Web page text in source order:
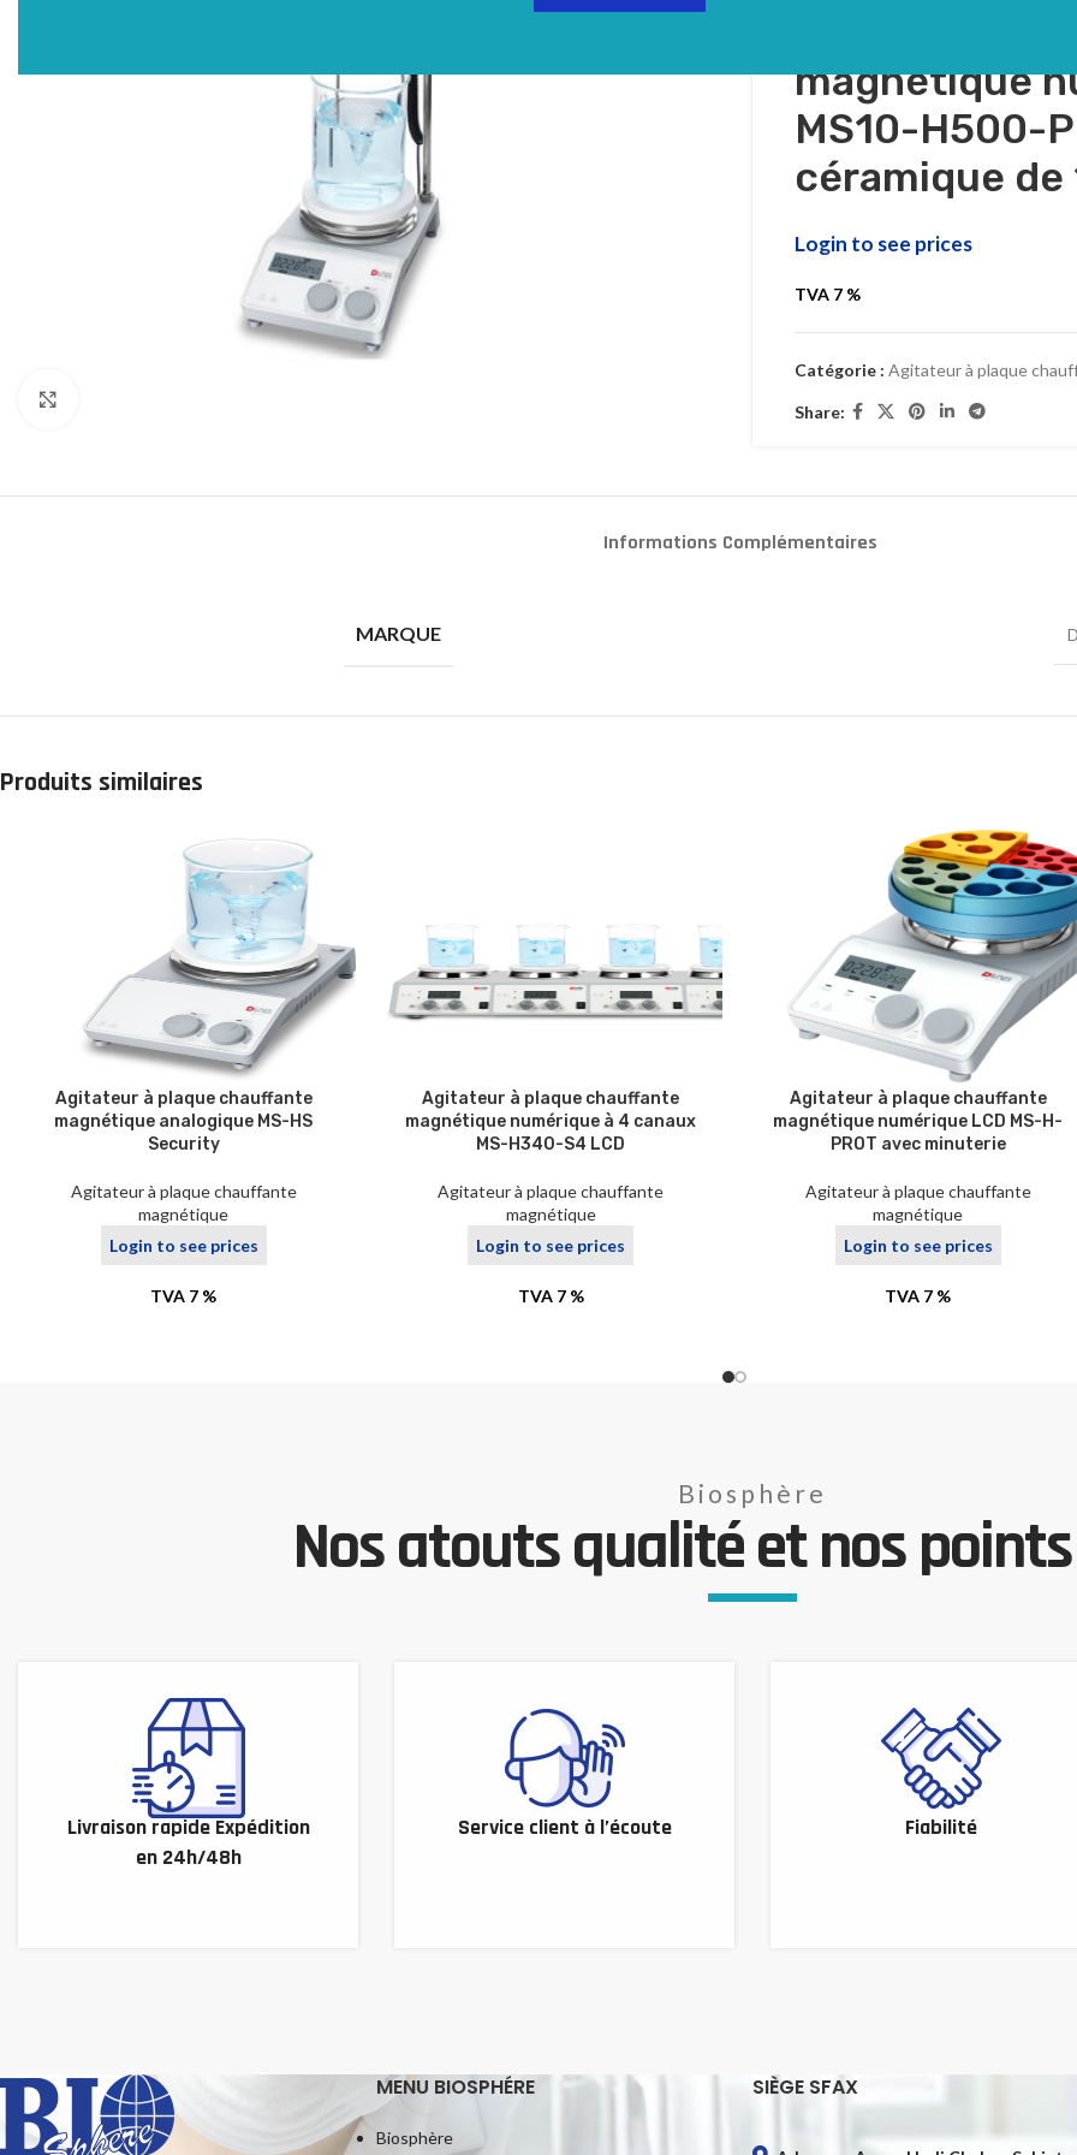
magnétique
MS10-H500-
céramique de
Login to see prices
TVA 7 %
Catégorie : Agitateur à plaque
Share:
Informations Complémentaires
MARQUE
Produits similaires
Agitateur à plaque chauffante
magnétique analogique MS-HS
Security
Agitateur à plaque chauffante
magnétique
Login to see prices
TVA 7 %
Agitateur à plaque chauffante
magnétique numérique à 4 canaux
MS-H340-S4 LCD
Agitateur à plaque chauffante
magnétique
Login to see prices
TVA 7 %
Agitateur à plaque chauffante
magnétique numérique LCD MS-H-
PROT avec minuterie
Agitateur à plaque chauffante
magnétique
Login to see prices
TVA 7 %
Biosphère
Nos atouts qualité et nos
Livraison rapide Expédition
en 24h/48h
Service client à l’écoute Fiabilité
MENU BIOSPHÉRE
Biosphère
SIÈGE SFAX